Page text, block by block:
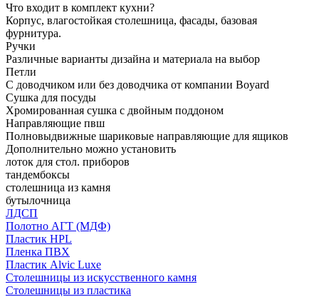
Что входит в комплект кухни?
Корпус, влагостойкая столешница, фасады, базовая
фурнитура.
Ручки
Различные варианты дизайна и материала на выбор
Петли
С доводчиком или без доводчика от компании Boyard
Сушка для посуды
Хромированная сушка с двойным поддоном
Направляющие пвш
Полновыдвижные шариковые направляющие для ящиков
Дополнительно можно установить
лоток для стол. приборов
тандембоксы
столешница из камня
бутылочница
ЛДСП
Полотно АГТ (МДФ)
Пластик HPL
Пленка ПВХ
Пластик Alvic Luxe
Столешницы из искусственного камня
Столешницы из пластика